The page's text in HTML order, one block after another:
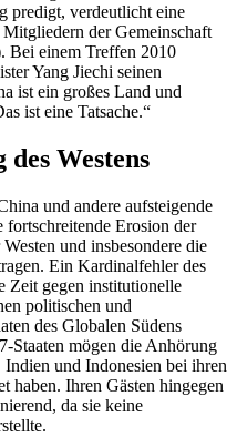
predigt, verdeutlicht eine
Mitgliedern der Gemeinschaft
Bei einem Treffen 2010
Yang Jiechi seinen
ist ein großes Land und
ist eine Tatsache.“
Westens
und andere aufsteigende
fortschreitende Erosion der
und insbesondere die
Ein Kardinalfehler des
Zeit gegen institutionelle
politischen und
des Globalen Südens
Staaten mögen die Anhörung
und Indonesien bei ihren
haben. Ihren Gästen hingegen
da sie keine